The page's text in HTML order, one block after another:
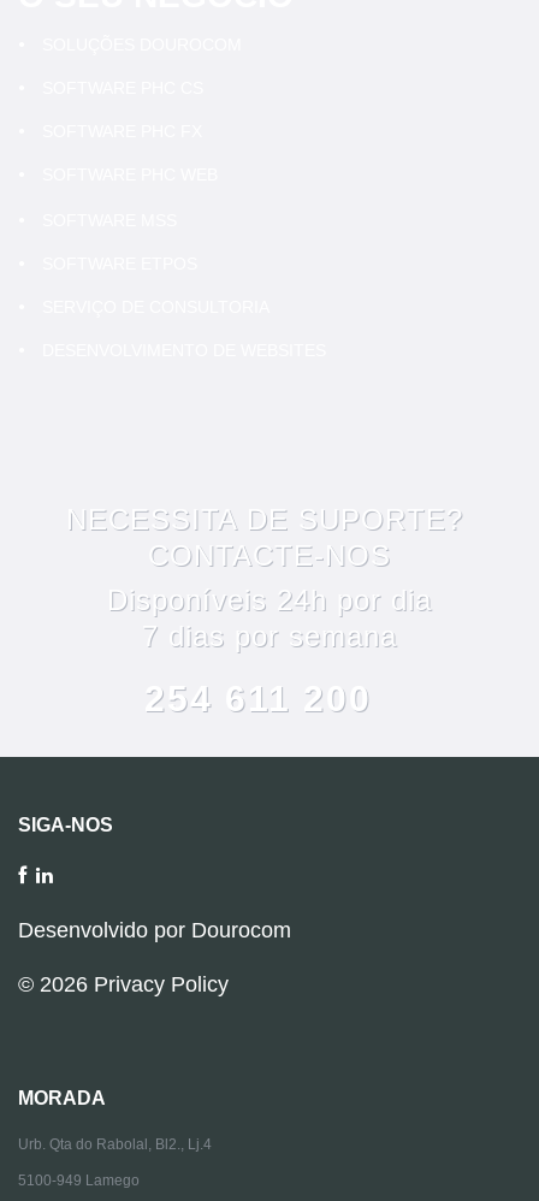
NECESSITA DE SUPORTE?
CONTACTE-NOS
Disponíveis 24h por dia
7 dias por semana
254 611 200
SIGA-NOS
Desenvolvido por Dourocom
© 2026 Privacy Policy
MORADA
Urb. Qta do Rabolal, Bl2., Lj.4
5100-949 Lamego